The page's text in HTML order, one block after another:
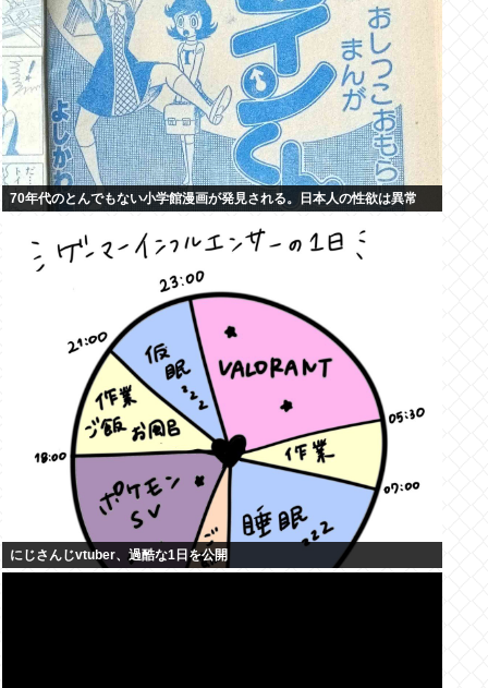
70年代のとんでもない小学館漫画が発見される。日本人の性欲は異常
にじさんじvtuber、過酷な1日を公開